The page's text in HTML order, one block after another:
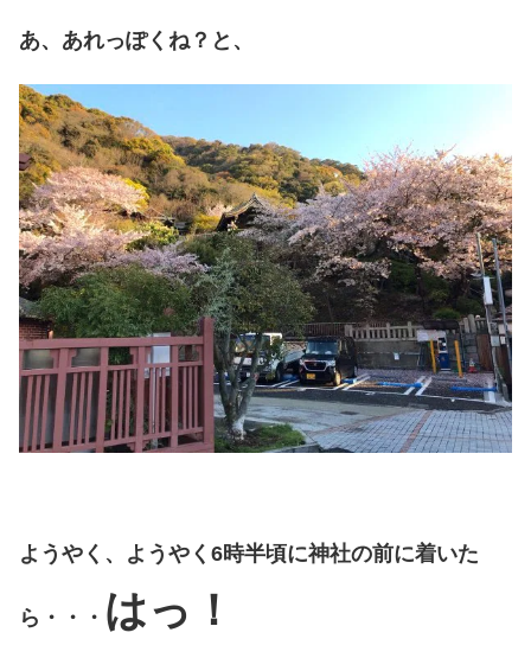
あ、あれっぽくね？と、
ようやく、ようやく6時半頃に神社の前に着いた
ら・・・ はっ！